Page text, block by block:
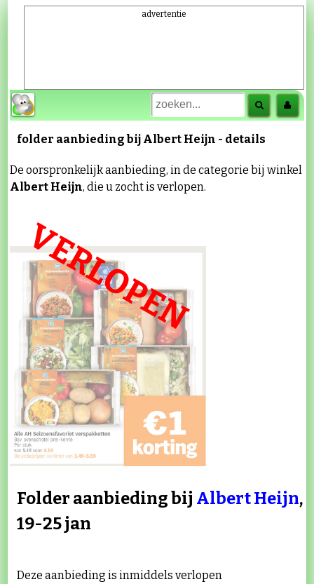
advertentie
folder aanbieding bij Albert Heijn - details
De oorspronkelijk aanbieding, in de categoriebij winkel
Albert Heijn, die u zocht is verlopen.
VERLOPEN
Folder aanbieding bij Albert Heijn,
19-25 jan
Deze aanbieding is inmiddels verlopen